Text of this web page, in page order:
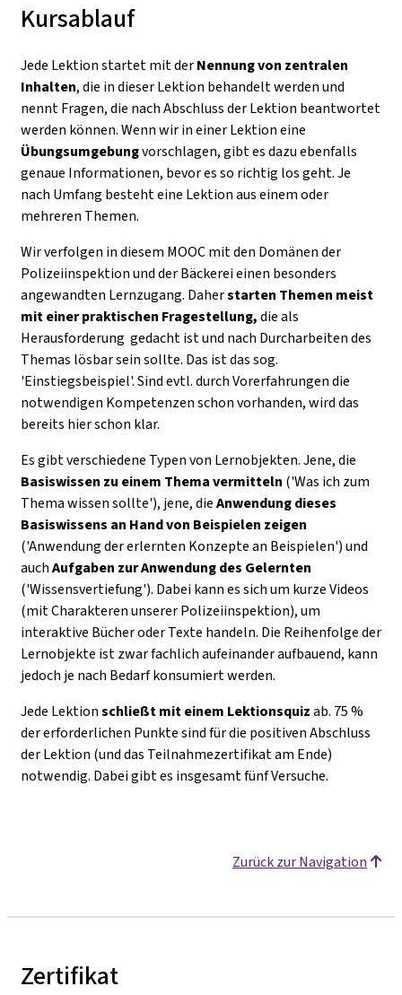
Kursablauf
Jede Lektion startet mit derNennung von zentralen
Inhalten, die in dieser Lektion behandelt werden und
nennt Fragen, die nach Abschluss der Lektion beantwortet
werden können. Wenn wir in einer Lektion eine
Übungsumgebungvorschlagen, gibt es dazu ebenfalls
genaue Informationen, bevor es so richtig los geht. Je
nach Umfang besteht eine Lektion aus einem oder
mehreren Themen.
Wir verfolgen in diesem MOOC mit den Domänen der
Polizeiinspektion und der Bäckerei einen besonders
angewandten Lernzugang. Daherstarten Themen meist
mit einer praktischen Fragestellung,die als
Herausforderung gedacht ist und nach Durcharbeiten des
Themas lösbar sein sollte. Das ist das sog.
'Einstiegsbeispiel'. Sind evtl. durch Vorerfahrungen die
notwendigen Kompetenzen schon vorhanden, wird das
bereits hier schon klar.
Es gibt verschiedene Typen von Lernobjekten. Jene, die
Basiswissen zu einem Thema vermitteln ('Was ich zum
Thema wissen sollte'), jene, dieAnwendung dieses
Basiswissens an Hand von Beispielen zeigen
('Anwendung der erlernten Konzepte an Beispielen') und
auchAufgaben zur Anwendung des Gelernten
('Wissensvertiefung'). Dabei kann es sich um kurze Videos
(mit Charakteren unserer Polizeiinspektion), um
interaktive Bücher oder Texte handeln. Die Reihenfolge der
Lernobjekte ist zwar fachlich aufeinander aufbauend, kann
jedoch je nach Bedarf konsumiert werden.
Jede Lektionschließt mit einem Lektionsquizab. 75 %
der erforderlichen Punkte sind für die positiven Abschluss
der Lektion (und das Teilnahmezertifikat am Ende)
notwendig. Dabei gibt es insgesamt fünf Versuche.
Zurück zur Navigation
Zertifikat